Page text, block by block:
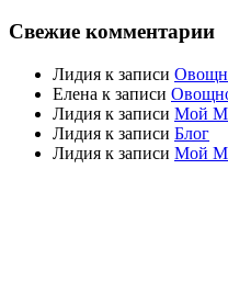
Свежие комментарии
Лидия к записи
Елена к записи
Лидия к записи Мой
Лидия к записи Блог
Лидия к записи Мой